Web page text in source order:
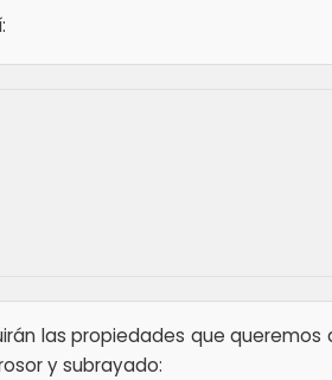
las propiedades que queremos
y subrayado: